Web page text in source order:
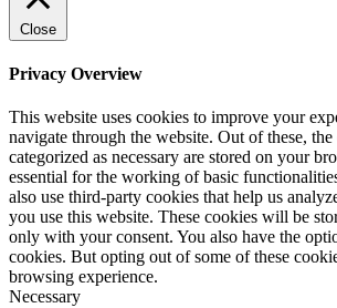
Close
Privacy Overview
This website uses cookies to improve your
navigate through the website. Out of these, the
categorized as necessary are stored on your
essential for the working of basic
also use third-party cookies that help us
you use this website. These cookies will be
only with your consent. You also have the
cookies. But opting out of some of these
browsing experience.
Necessary